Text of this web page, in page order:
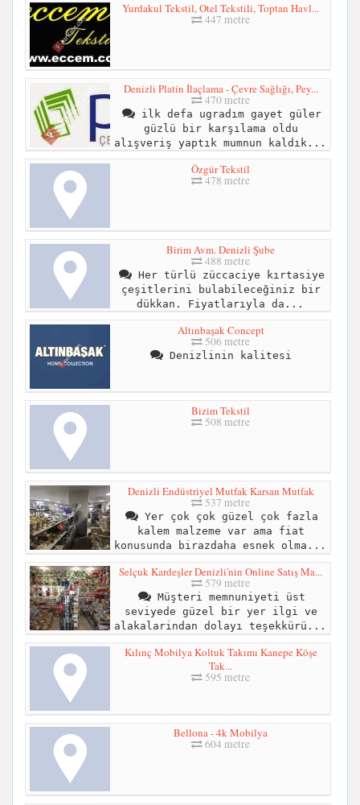
Yurdakul Tekstil, Otel Tekstili, Toptan Havl...
447 metre
Denizli Platin İlaçlama - Çevre Sağlığı, Pey...
470 metre
ilk defa ugradım gayet güler
güzlü bir karşılama oldu
alışveriş yaptık mumnun kaldık...
Özgür Tekstil
478 metre
Birim Avm. Denizli Şube
488 metre
Her türlü züccaciye kırtasiye
çeşitlerini bulabileceğiniz bir
dükkan. Fiyatlarıyla da...
Altınbaşak Concept
506 metre
Denizlinin kalitesi
Bizim Tekstil
508 metre
Denizli Endüstriyel Mutfak Karsan Mutfak
537 metre
Yer çok çok güzel çok fazla
kalem malzeme var ama fiat
konusunda birazdaha esnek olma...
Selçuk Kardeşler Denizli'nin Online Satış Ma...
579 metre
Müşteri memnuniyeti üst
seviyede güzel bir yer ilgi ve
alakalarindan dolayı teşekkürü...
Kılınç Mobilya Koltuk Takımı Kanepe Köşe
Tak...
595 metre
Bellona - 4k Mobilya
604 metre